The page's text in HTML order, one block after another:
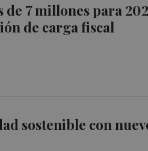
de 7 millones para
de carga fiscal
sostenible con